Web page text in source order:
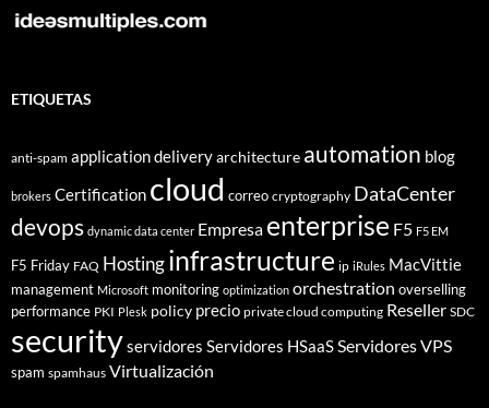
ETIQUETAS
anti-spam application deliveryarchitecture automation blog
brokers Certification cloud correo cryptography DataCenter
devops dynamic data center Empresa enterprise F5 F5 EM
F5 Friday FAQ Hostinginfrastructure ip iRules MacVittie
management Microsoft monitoring optimization orchestration overselling
performance PKI Plesk policy precio private cloud computing Reseller SDC
securityservidores Servidores HSaaSServidores VPS
spam spamhaus Virtualización